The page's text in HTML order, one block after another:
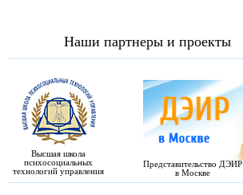
Наши партнеры и проекты
Высшая школа
психосоциальных
технологий управления
Представительство ДЭИР
в Москве